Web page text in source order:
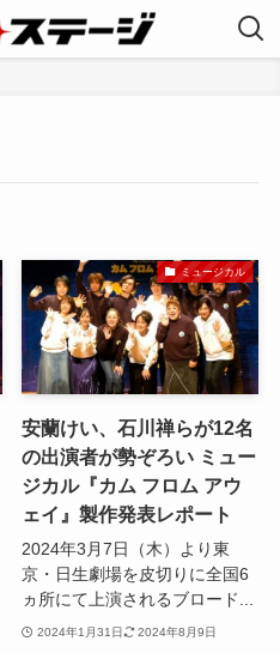
ミュージカル
安蘭けい、石川禅らが12名
の出演者が勢ぞろい ミュー
ジカル『カム フロム アウ
ェイ』製作発表レポート
2024年3月7日（木）より東
京・日生劇場を皮切りに全国6
ヵ所にて上演されるブロード...
2024年1月31日 2024年8月9日